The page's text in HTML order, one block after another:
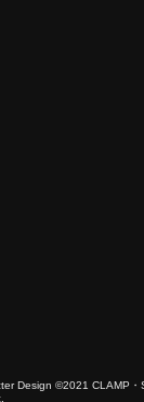
Design ©2021 CLAMP